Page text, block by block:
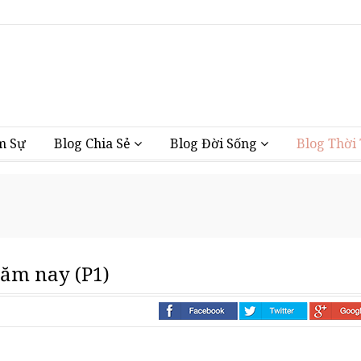
Tàu
Sự Blog Chia Sẻ Blog Đời Sống Blog Thời
nay (P1)